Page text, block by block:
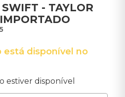
- TAYLOR
está disponível no
estiver disponível